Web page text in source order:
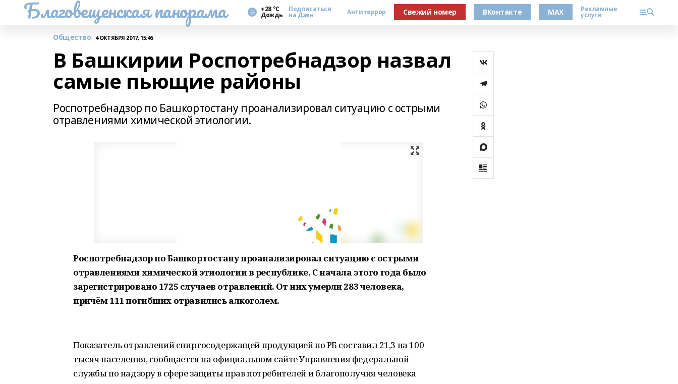
Благовещенская панорама +28 °С
Дождь
Подписаться
на Дзен Антитеррор Свежий номер ВКонтакте MAX Рекламные
услуги
Общество 4 ОКТЯБРЯ 2017, 15:46
В Башкирии Роспотребнадзор назвал
самые пьющие районы
Роспотребнадзор по Башкортостану проанализировал ситуацию с острыми
отравлениями химической этиологии.
Роспотребнадзор по Башкортостану проанализировал ситуацию с острыми
отравлениями химической этиологии в республике. С начала этого года было
зарегистрировано 1725 случаев отравлений. От них умерли 283 человека,
причём 111 погибших отравились алкоголем.
Показатель отравлений спиртосодержащей продукцией по РБ составил 21,3 на 100
тысяч населения, сообщается на официальном сайте Управления федеральной
службы по надзору в сфере защиты прав потребителей и благополучия человека